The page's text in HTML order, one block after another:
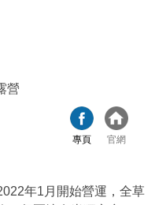
營
專頁 官網
年1月開始營運，全草